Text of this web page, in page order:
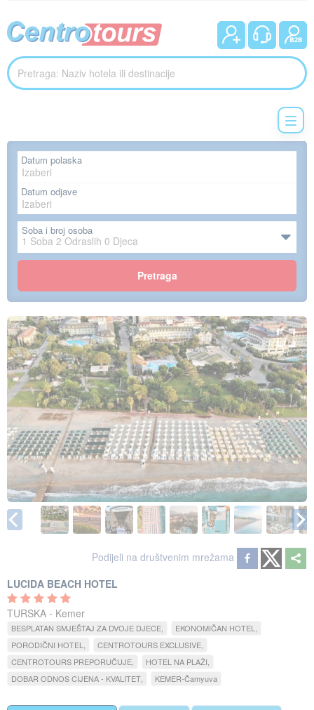
Datum polaska
Datum odjave
Soba i broj osoba
1 Soba 2 Odraslih 0 Djeca
Pretraga
Podijeli na društvenim mrežama
LUCIDA BEACH HOTEL
TURSKA - Kemer
BESPLATAN SMJEŠTAJ ZA DVOJE DJECE
EKONOMIČAN HOTEL
PORODIČNI HOTEL
CENTROTOURS EXCLUSIVE
CENTROTOURS PREPORUČUJE
HOTEL NA PLAŽI
DOBAR ODNOS CIJENA - KVALITET
KEMER-Čamyuva